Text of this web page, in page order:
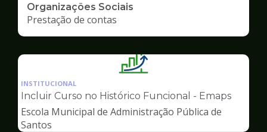
Organizações Sociais
Prestação de contas
Ilustração
pagina
de
Gestão
INSTITUCIONAL
Incluir Curso no Histórico Funcional - Emaps
Escola Municipal de Administração Pública de
Santos